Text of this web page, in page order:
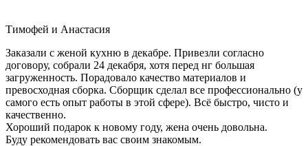
Тимофей и Анастасия
Заказали с женой кухню в декабре. Привезли согласно
договору, собрали 24 декабря, хотя перед нг большая
загруженность. Порадовало качество материалов и
превосходная сборка. Сборщик сделал все профессионально (у
самого есть опыт работы в этой сфере). Всё быстро, чисто и
качественно.
Хороший подарок к новому году, жена очень довольна.
Буду рекомендовать вас своим знакомым.